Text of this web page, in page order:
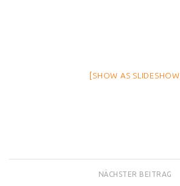
[SHOW AS SLIDESHOW]
NÄCHSTER BEITRAG